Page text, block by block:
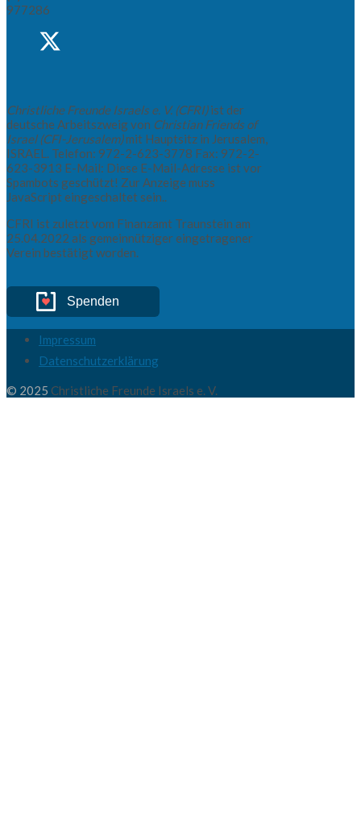
977286
Christliche Freunde Israels e. V. (CFRI)ist der
deutsche Arbeitszweig von Christian Friends of
Israel (CFI-Jerusalem)mit Hauptsitz in Jerusalem,
ISRAEL. Telefon: 972-2-623-3778 Fax: 972-2-
623-3913 E-Mail: Diese E-Mail-Adresse ist vor
Spambots geschützt! Zur Anzeige muss
JavaScript eingeschaltet sein..
CFRI ist zuletzt vom Finanzamt Traunstein am
25.04.2022 als gemeinnütziger eingetragener
Verein bestätigt worden.
Spenden
Impressum
Datenschutzerklärung
© 2025 Christliche Freunde Israels e. V.